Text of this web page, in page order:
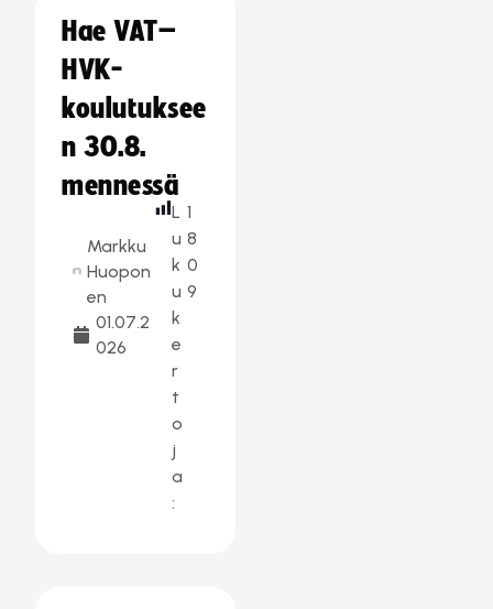
Hae VAT–
HVK-
koulutuksee
n 30.8.
mennessä
Markku
Huopon
en
01.07.2
026
L
u
k
u
k
e
r
t
o
j
a
:
1
8
0
9